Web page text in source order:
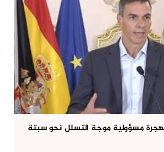
مسؤولية موجة التسلل نحو سبتة